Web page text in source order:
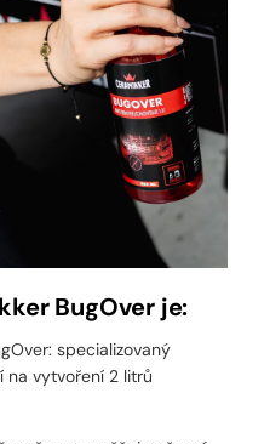
BugOver je:
specializovaný
na vytvoření 2 litrů